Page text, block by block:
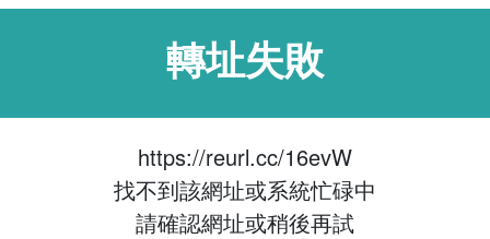
轉址失敗
https://reurl.cc/16evW
找不到該網址或系統忙碌中
請確認網址或稍後再試